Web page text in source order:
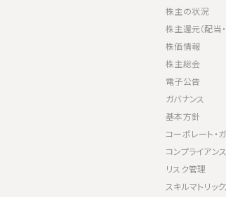
株主の状況
株主還元（配当
株価情報
株主総会
電子公告
ガバナンス
基本方針
コーポレート・
コンプライアンス
リスク管理
スキルマトリック